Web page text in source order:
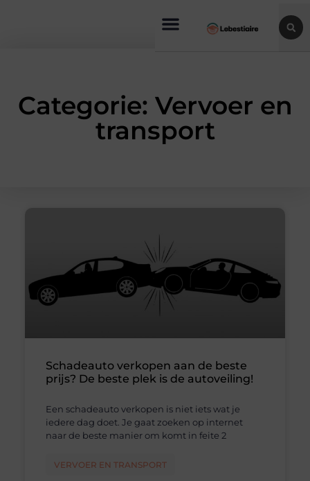
Categorie: Vervoer en
transport
Schadeauto verkopen aan de beste
prijs? De beste plek is de autoveiling!
Een schadeauto verkopen is niet iets wat je
iedere dag doet. Je gaat zoeken op internet
naar de beste manier om komt in feite 2
VERVOER EN TRANSPORT